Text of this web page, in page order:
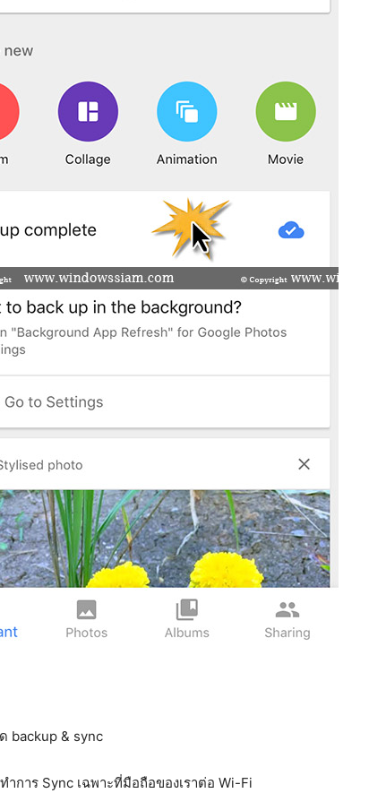
backup & sync
ำการ Sync เฉพาะที่มือถือของเราต่อ Wi-Fi